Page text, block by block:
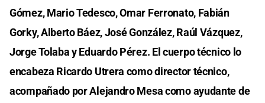
Gómez, Mario Tedesco, Omar Ferronato, Fabián
Gorky, Alberto Báez, José González, Raúl Vázquez,
Jorge Tolaba y Eduardo Pérez. El cuerpo técnico lo
encabeza Ricardo Utrera como director técnico,
acompañado por Alejandro Mesa como ayudante de